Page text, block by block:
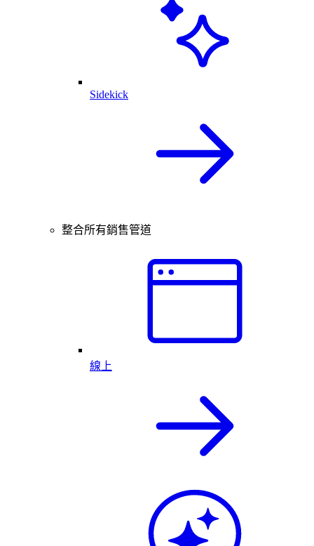
Sidekick
整合所有銷售管道
線上